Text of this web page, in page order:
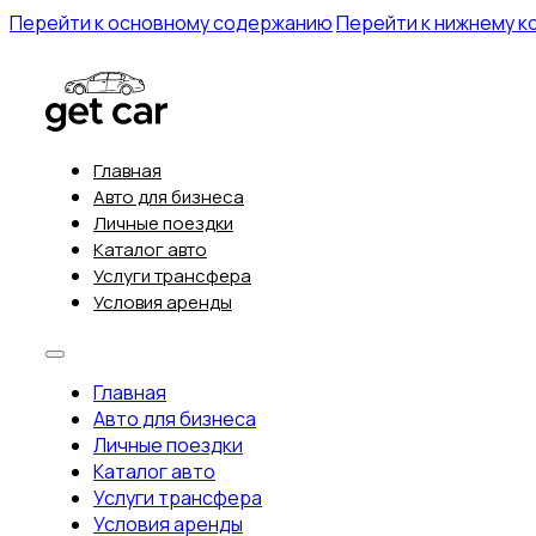
Перейти к основному содержаниюПерейти к нижнему
Главная
Авто для бизнеса
Личные поездки
Каталог авто
Услуги трансфера
Условия аренды
Главная
Авто для бизнеса
Личные поездки
Каталог авто
Услуги трансфера
Условия аренды